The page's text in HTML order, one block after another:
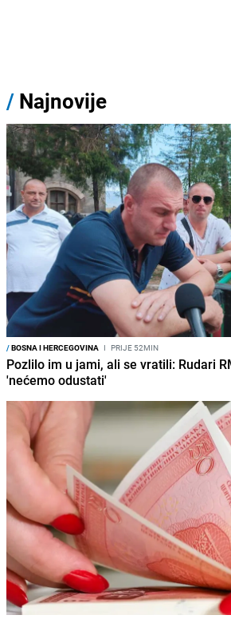
/ Najnovije
/BOSNA I HERCEGOVINA I PRIJE 52MIN
Pozlilo im u jami, ali se vratili: Rudari
'nećemo odustati'